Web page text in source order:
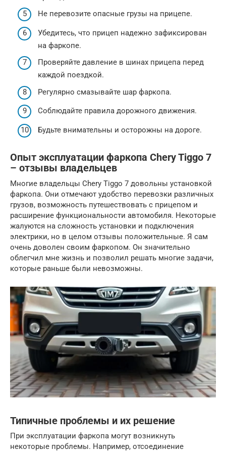
Не перевозите опасные грузы на прицепе.
Убедитесь, что прицеп надежно зафиксирован
на фаркопе.
Проверяйте давление в шинах прицепа перед
каждой поездкой.
Регулярно смазывайте шар фаркопа.
Соблюдайте правила дорожного движения.
Будьте внимательны и осторожны на дороге.
Опыт эксплуатации фаркопа Chery Tiggo 7
– отзывы владельцев
Многие владельцы Chery Tiggo 7 довольны установкой
фаркопа. Они отмечают удобство перевозки различных
грузов, возможность путешествовать с прицепом и
расширение функциональности автомобиля. Некоторые
жалуются на сложность установки и подключения
электрики, но в целом отзывы положительные. Я сам
очень доволен своим фаркопом. Он значительно
облегчил мне жизнь и позволил решать многие задачи,
которые раньше были невозможны.
Типичные проблемы и их решение
При эксплуатации фаркопа могут возникнуть
некоторые проблемы. Например, отсоединение